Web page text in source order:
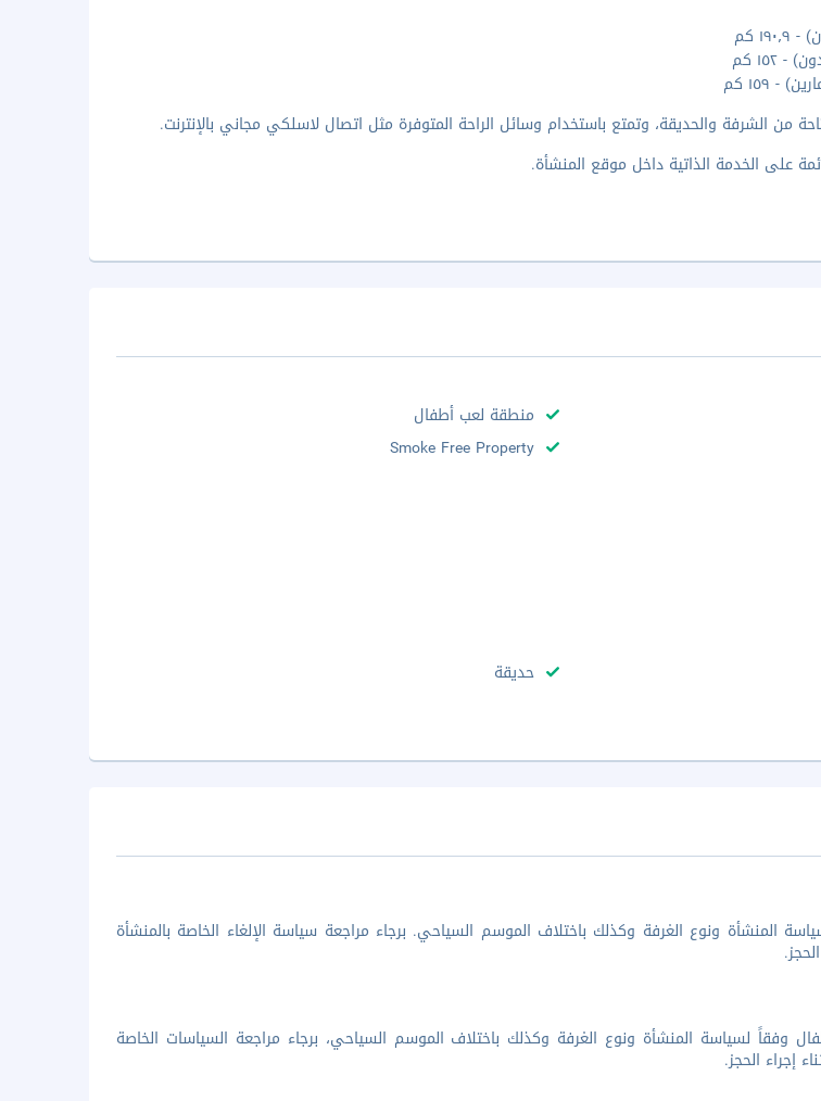
من الشرفة والحديقة، وتمتع باستخدام وسائل الراحة المتوفرة مثل اتصال لاسلكي مجاني بالإنترنت.
على الخدمة الذاتية داخل موقع المنشأة.
منطقة لعب أطفال
Smoke Free Property
حديقة
المنشأة ونوع الغرفة وكذلك باختلاف الموسم السياحي. برجاء مراجعة سياسة الإلغاء الخاصة بالمنشأة
وفقاً لسياسة المنشأة ونوع الغرفة وكذلك باختلاف الموسم السياحي، برجاء مراجعة السياسات الخاصة
إجراء الحجز.